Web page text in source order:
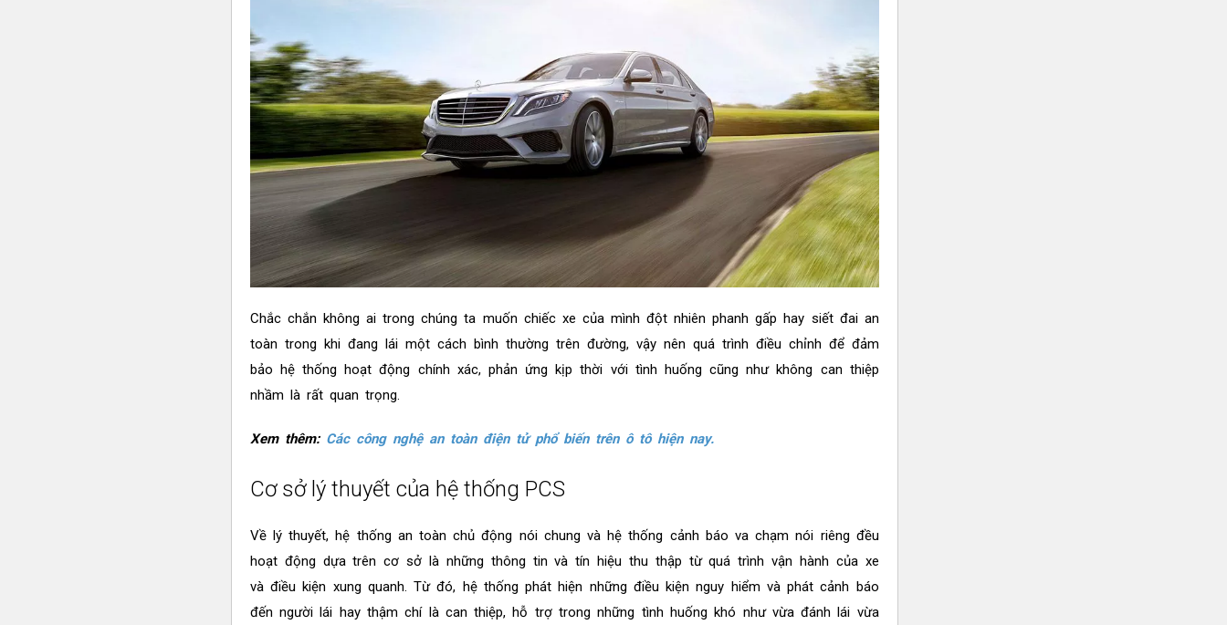
Chắc chắn không ai trong chúng ta muốn chiếc xe của mình đột nhiên phanh gấp hay siết đai an
toàn trong khi đang lái một cách bình thường trên đường, vậy nên quá trình điều chỉnh để đảm
bảo hệ thống hoạt động chính xác, phản ứng kịp thời với tình huống cũng như không can thiệp
nhầm là rất quan trọng.
Xem thêm: Các công nghệ an toàn điện tử phổ biến trên ô tô hiện nay.
Cơ sở lý thuyết của hệ thống PCS
Về lý thuyết, hệ thống an toàn chủ động nói chung và hệ thống cảnh báo va chạm nói riêng đều
hoạt động dựa trên cơ sở là những thông tin và tín hiệu thu thập từ quá trình vận hành của xe
và điều kiện xung quanh. Từ đó, hệ thống phát hiện những điều kiện nguy hiểm và phát cảnh báo
đến người lái hay thậm chí là can thiệp, hỗ trợ trong những tình huống khó như vừa đánh lái vừa